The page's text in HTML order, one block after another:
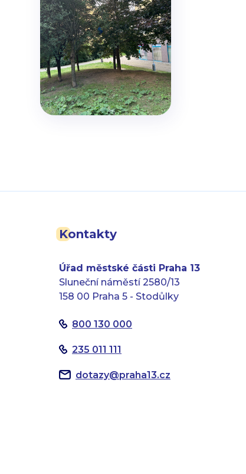
Kontakty
Úřad městské části Praha 13
Sluneční náměstí 2580/13
158 00 Praha 5 - Stodůlky
800 130 000
235 011 111
dotazy@praha13.cz